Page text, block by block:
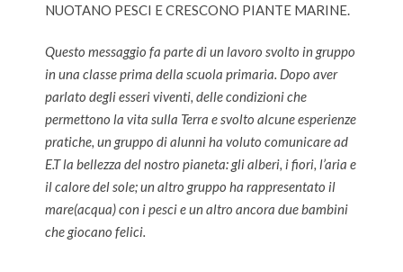
NUOTANO PESCI E CRESCONO PIANTE MARINE.
Questo messaggio fa parte di un lavoro svolto in gruppo
in una classe prima della scuola primaria. Dopo aver
parlato degli esseri viventi, delle condizioni che
permettono la vita sulla Terra e svolto alcune esperienze
pratiche, un gruppo di alunni ha voluto comunicare ad
E.T la bellezza del nostro pianeta: gli alberi, i fiori, l’aria e
il calore del sole; un altro gruppo ha rappresentato il
mare(acqua) con i pesci e un altro ancora due bambini
che giocano felici.